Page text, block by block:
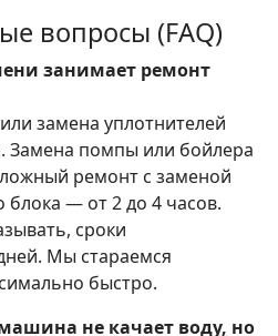
вопросы (FAQ)
занимает ремонт
замена уплотнителей
Замена помпы или бойлера
ремонт с заменой
блока — от 2 до 4 часов.
сроки
Мы стараемся
быстро.
не качает воду, но